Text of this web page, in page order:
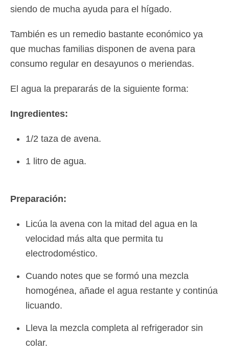
siendo de mucha ayuda para el hígado.
También es un remedio bastante económico ya
que muchas familias disponen de avena para
consumo regular en desayunos o meriendas.
El agua la prepararás de la siguiente forma:
Ingredientes:
1/2 taza de avena.
1 litro de agua.
Preparación:
Licúa la avena con la mitad del agua en la
velocidad más alta que permita tu
electrodoméstico.
Cuando notes que se formó una mezcla
homogénea, añade el agua restante y continúa
licuando.
Lleva la mezcla completa al refrigerador sin
colar.